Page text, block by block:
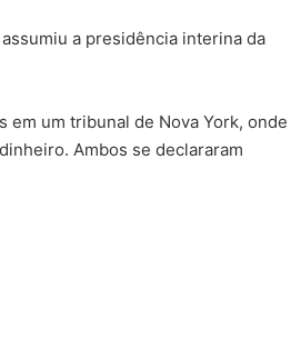
a presidência interina da
um tribunal de Nova York, onde
Ambos se declararam